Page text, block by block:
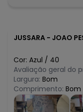
JUSSARA - JOAO PESSOA -
Cor: Azul / 40
Avaliação geral do
Largura: Bom
Comprimento: Bom